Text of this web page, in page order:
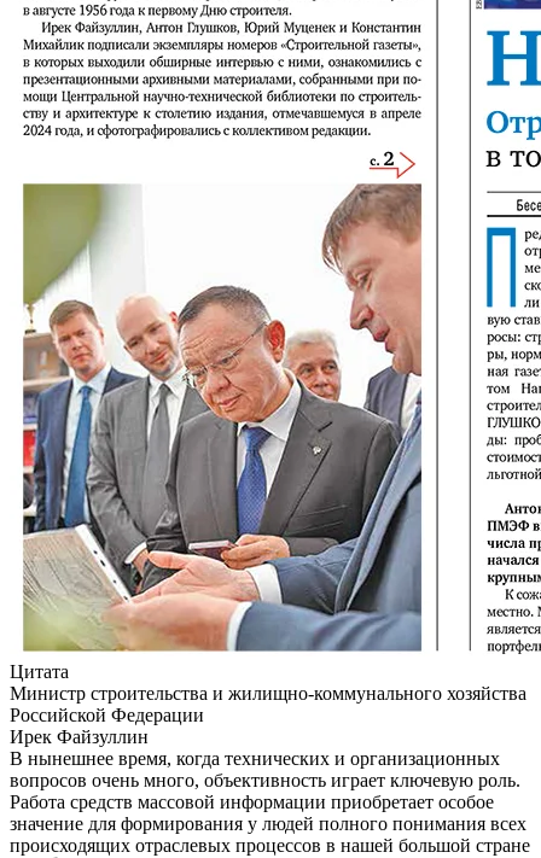
Цитата
Министр строительства и жилищно-коммунального хозяйства
Российской Федерации
Ирек Файзуллин
В нынешнее время, когда технических и организационных
вопросов очень много, объективность играет ключевую роль.
Работа средств массовой информации приобретает особое
значение для формирования у людей полного понимания всех
происходящих отраслевых процессов в нашей большой стране